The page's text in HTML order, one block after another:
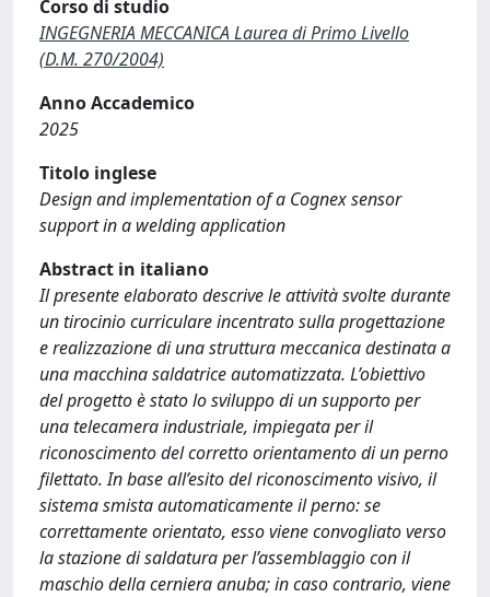
Corso di studio
INGEGNERIA MECCANICA Laurea di Primo Livello
(D.M. 270/2004)
Anno Accademico
2025
Titolo inglese
Design and implementation of a Cognex sensor
support in a welding application
Abstract in italiano
Il presente elaborato descrive le attività svolte durante
un tirocinio curriculare incentrato sulla progettazione
e realizzazione di una struttura meccanica destinata a
una macchina saldatrice automatizzata. L’obiettivo
del progetto è stato lo sviluppo di un supporto per
una telecamera industriale, impiegata per il
riconoscimento del corretto orientamento di un perno
filettato. In base all’esito del riconoscimento visivo, il
sistema smista automaticamente il perno: se
correttamente orientato, esso viene convogliato verso
la stazione di saldatura per l’assemblaggio con il
maschio della cerniera anuba; in caso contrario, viene